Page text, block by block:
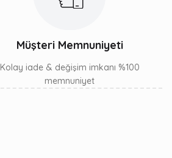
Müşteri Memnuniyeti
Kolay iade & değişim imkanı %100
memnuniyet